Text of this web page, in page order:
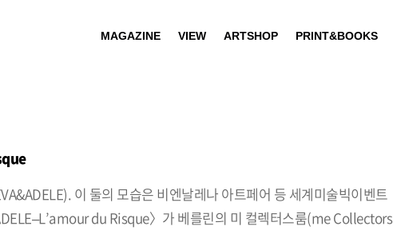
MAGAZINE VIEW ARTSHOP PRINT&BOOKS
이 둘의 모습은 비엔날레나 아트페어 등 세계미술빅이벤트
du Risque〉가 베를린의 미 컬렉터스룸(me Collectors